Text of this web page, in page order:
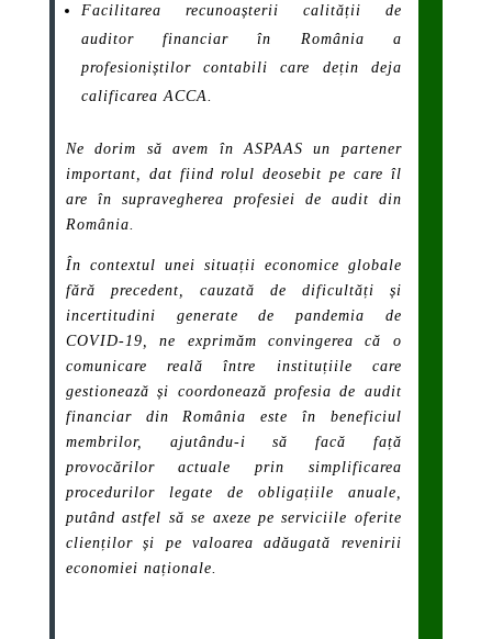
Facilitarea recunoașterii calității de
auditor financiar în România a
profesioniștilor contabili care dețin deja
calificarea ACCA.
Ne dorim să avem în ASPAAS un partener
important, dat fiind rolul deosebit pe care îl
are în supravegherea profesiei de audit din
România.
În contextul unei situații economice globale
fără precedent, cauzată de dificultăți și
incertitudini generate de pandemia de
COVID-19, ne exprimăm convingerea că o
comunicare reală între instituțiile care
gestionează și coordonează profesia de audit
financiar din România este în beneficiul
membrilor, ajutându-i să facă față
provocărilor actuale prin simplificarea
procedurilor legate de obligațiile anuale,
putând astfel să se axeze pe serviciile oferite
clienților și pe valoarea adăugată revenirii
economiei naționale.